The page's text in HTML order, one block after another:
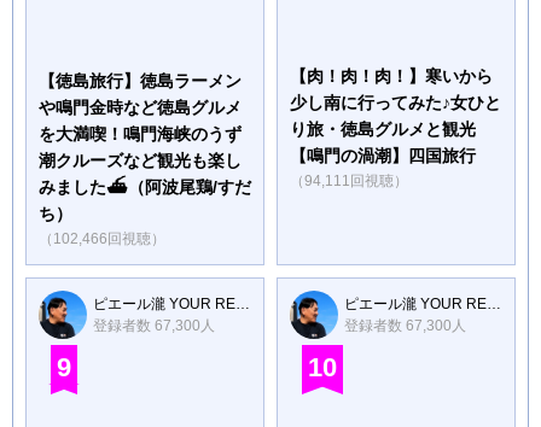
【徳島旅行】徳島ラーメン
や鳴門金時など徳島グルメ
を大満喫！鳴門海峡のうず
潮クルーズなど観光も楽し
みました⛴（阿波尾鶏/すだ
ち）
（102,466回視聴）
【肉！肉！肉！】寒いから
少し南に行ってみた♪女ひと
り旅・徳島グルメと観光
【鳴門の渦潮】四国旅行
（94,111回視聴）
ピエール瀧 YOUR RECOMMENDATIONS
登録者数 67,300人
9
ピエール瀧 YOUR RECOMMENDATIONS
登録者数 67,300人
10